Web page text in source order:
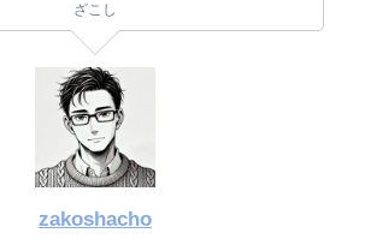
ざこし
zakoshacho